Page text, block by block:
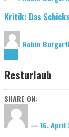
Kritik: Das
Robin
Resturlaub
SHARE ON:
— 16. April